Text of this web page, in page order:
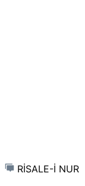
RİSALE-İ NUR